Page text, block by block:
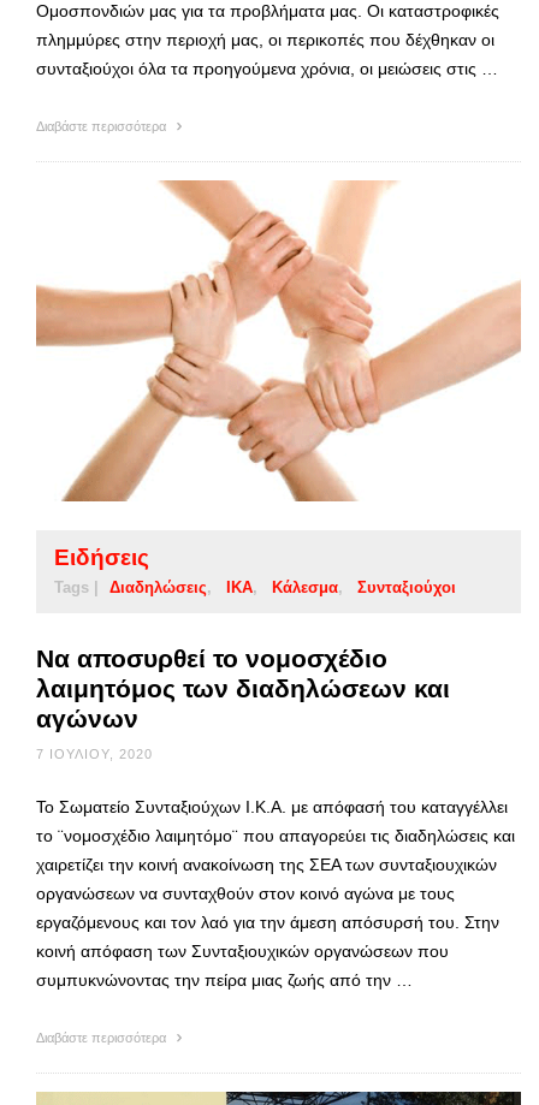
Ομοσπονδιών μας για τα προβλήματα μας. Οι καταστροφικές
πλημμύρες στην περιοχή μας, οι περικοπές που δέχθηκαν οι
συνταξιούχοι όλα τα προηγούμενα χρόνια, οι μειώσεις στις …
Διαβάστε περισσότερα
Ειδήσεις
Tags | Διαδηλώσεις ΙΚΑ Κάλεσμα Συνταξιούχοι
Να αποσυρθεί το νομοσχέδιο
λαιμητόμος των διαδηλώσεων και
αγώνων
7 ΙΟΥΛΊΟΥ, 2020
Το Σωματείο Συνταξιούχων Ι.Κ.Α. με απόφασή του καταγγέλλει
το ¨νομοσχέδιο λαιμητόμο¨ που απαγορεύει τις διαδηλώσεις και
χαιρετίζει την κοινή ανακοίνωση της ΣΕΑ των συνταξιουχικών
οργανώσεων να συνταχθούν στον κοινό αγώνα με τους
εργαζόμενους και τον λαό για την άμεση απόσυρσή του. Στην
κοινή απόφαση των Συνταξιουχικών οργανώσεων που
συμπυκνώνοντας την πείρα μιας ζωής από την …
Διαβάστε περισσότερα